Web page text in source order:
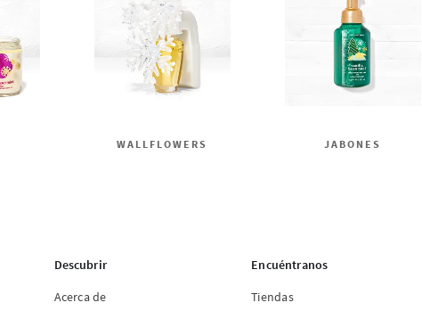
WALLFLOWERS JABONES
Descubrir
Acerca de
Encuéntranos
Tiendas